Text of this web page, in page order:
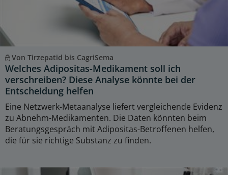
Von Tirzepatid bis CagriSema
Welches Adipositas-Medikament soll ich
verschreiben? Diese Analyse könnte bei der
Entscheidung helfen
Eine Netzwerk-Metaanalyse liefert vergleichende Evidenz
zu Abnehm-Medikamenten. Die Daten könnten beim
Beratungsgespräch mit Adipositas-Betroffenen helfen,
die für sie richtige Substanz zu finden.